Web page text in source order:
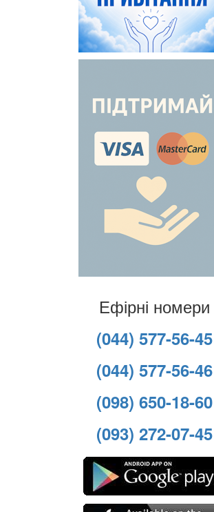
Ефірні номери
(044) 577-56-45
(044) 577-56-46
(098) 650-18-60
(093) 272-07-45